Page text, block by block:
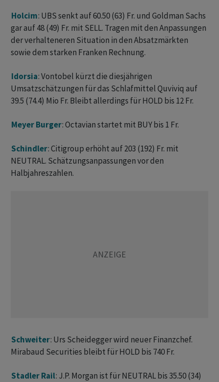
Holcim: UBS senkt auf 60.50 (63) Fr. und Goldman Sachs
gar auf 48 (49) Fr. mit SELL. Tragen mit den Anpassungen
der verhalteneren Situation in den Absatzmärkten
sowie dem starken Franken Rechnung.
Idorsia: Vontobel kürzt die diesjährigen
Umsatzschätzungen für das Schlafmittel Quviviq auf
39.5 (74.4) Mio Fr. Bleibt allerdings für HOLD bis 12 Fr.
Meyer Burger: Octavian startet mit BUY bis 1 Fr.
Schindler: Citigroup erhöht auf 203 (192) Fr. mit
NEUTRAL. Schätzungsanpassungen vor den
Halbjahreszahlen.
Schweiter: Urs Scheidegger wird neuer Finanzchef.
Mirabaud Securities bleibt für HOLD bis 740 Fr.
Stadler Rail: J.P. Morgan ist für NEUTRAL bis 35.50 (34)